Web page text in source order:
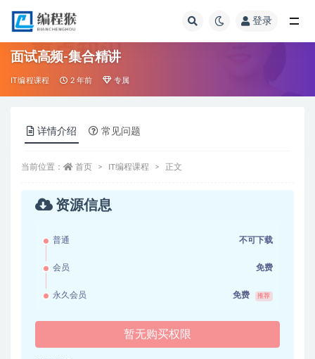
登录
面试高频-集合精讲
IT编程课程 2 年前 专属
详情介绍 常见问题
当前位置： 首页 IT编程课程 正文
资源信息
普通 不可下载
会员 免费
永久会员 免费 推荐
暂无购买权限